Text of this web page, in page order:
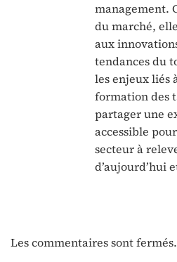
management.
du marché,
aux
tendances du
les enjeux liés
formation des
partager une
accessible
secteur à
d’aujourd’hui
Les commentaires sont fermés.